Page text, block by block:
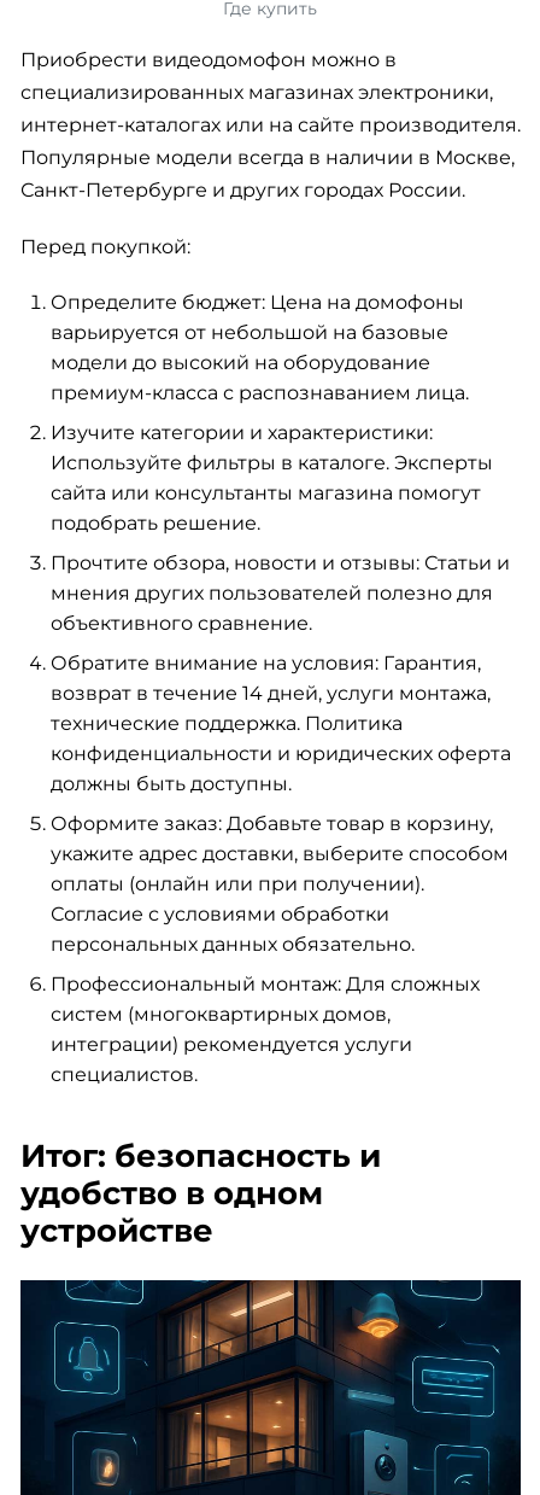
Где купить
Приобрести видеодомофон можно в
специализированных магазинах электроники,
интернет-каталогах или на сайте производителя.
Популярные модели всегда в наличии в Москве,
Санкт-Петербурге и других городах России.
Перед покупкой:
Определите бюджет: Цена на домофоны
варьируется от небольшой на базовые
модели до высокий на оборудование
премиум-класса с распознаванием лица.
Изучите категории и характеристики:
Используйте фильтры в каталоге. Эксперты
сайта или консультанты магазина помогут
подобрать решение.
Прочтите обзора, новости и отзывы: Статьи и
мнения других пользователей полезно для
объективного сравнение.
Обратите внимание на условия: Гарантия,
возврат в течение 14 дней, услуги монтажа,
технические поддержка. Политика
конфиденциальности и юридических оферта
должны быть доступны.
Оформите заказ: Добавьте товар в корзину,
укажите адрес доставки, выберите способом
оплаты (онлайн или при получении).
Согласие с условиями обработки
персональных данных обязательно.
Профессиональный монтаж: Для сложных
систем (многоквартирных домов,
интеграции) рекомендуется услуги
специалистов.
Итог: безопасность и
удобство в одном
устройстве